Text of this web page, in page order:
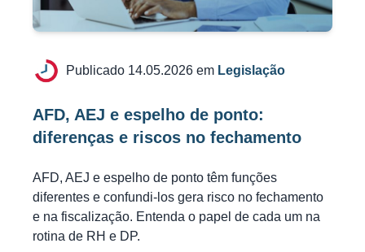
Publicado 14.05.2026 em Legislação
AFD, AEJ e espelho de ponto:
diferenças e riscos no fechamento
AFD, AEJ e espelho de ponto têm funções
diferentes e confundi-los gera risco no fechamento
e na fiscalização. Entenda o papel de cada um na
rotina de RH e DP.